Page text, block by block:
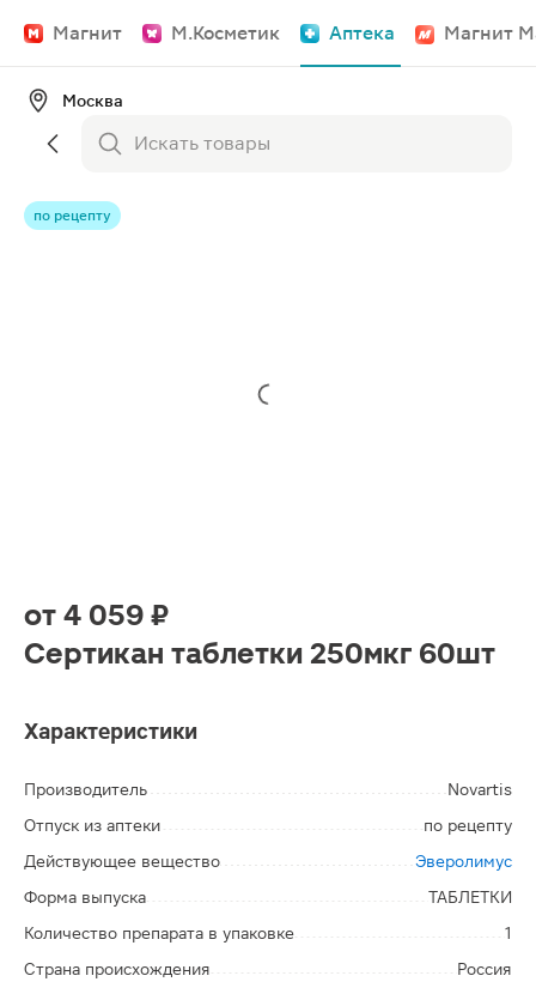
Магнит М.Косметик Аптека Магнит
Москва
по рецепту
от 4 059 ₽
Сертикан таблетки 250мкг 60шт
Характеристики
Производитель
Novartis
Отпуск из аптеки
по рецепту
Действующее вещество
Эверолимус
Форма выпуска
ТАБЛЕТКИ
Количество препарата в упаковке
1
Страна происхождения
Россия